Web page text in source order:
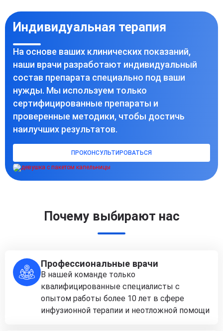
Индивидуальная терапия
На основе ваших клинических показаний,
наши врачи разработают индивидуальный
состав препарата специально под ваши
нужды. Мы используем только
сертифицированные препараты и
проверенные методики, чтобы достичь
наилучших результатов.
ПРОКОНСУЛЬТИРОВАТЬСЯ
Почему выбирают нас
Профессиональные врачи
В нашей команде только
квалифицированные специалисты с
опытом работы более 10 лет в сфере
инфузионной терапии и неотложной помощи